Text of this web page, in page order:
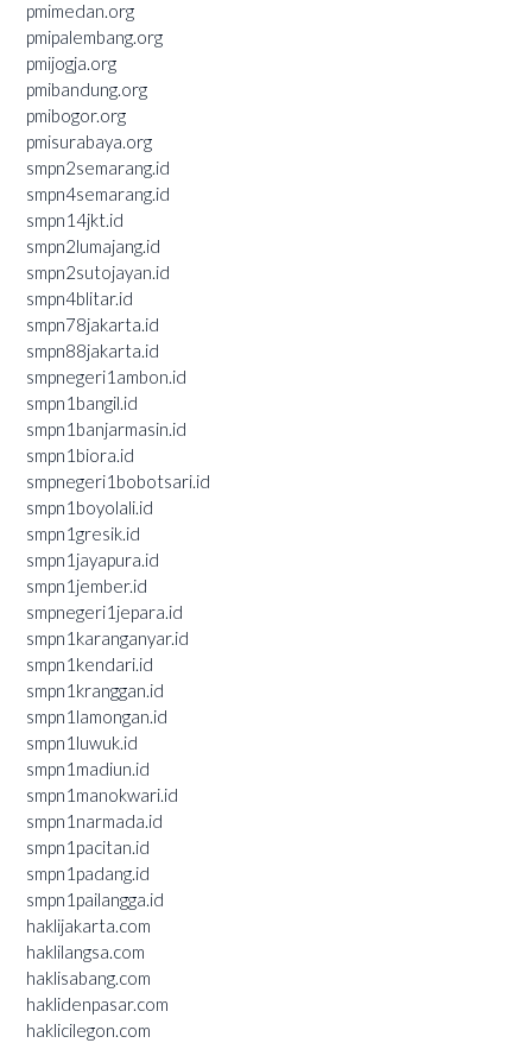
pmimedan.org
pmipalembang.org
pmijogja.org
pmibandung.org
pmibogor.org
pmisurabaya.org
smpn2semarang.id
smpn4semarang.id
smpn14jkt.id
smpn2lumajang.id
smpn2sutojayan.id
smpn4blitar.id
smpn78jakarta.id
smpn88jakarta.id
smpnegeri1ambon.id
smpn1bangil.id
smpn1banjarmasin.id
smpn1biora.id
smpnegeri1bobotsari.id
smpn1boyolali.id
smpn1gresik.id
smpn1jayapura.id
smpn1jember.id
smpnegeri1jepara.id
smpn1karanganyar.id
smpn1kendari.id
smpn1kranggan.id
smpn1lamongan.id
smpn1luwuk.id
smpn1madiun.id
smpn1manokwari.id
smpn1narmada.id
smpn1pacitan.id
smpn1padang.id
smpn1pailangga.id
haklijakarta.com
haklilangsa.com
haklisabang.com
haklidenpasar.com
haklicilegon.com